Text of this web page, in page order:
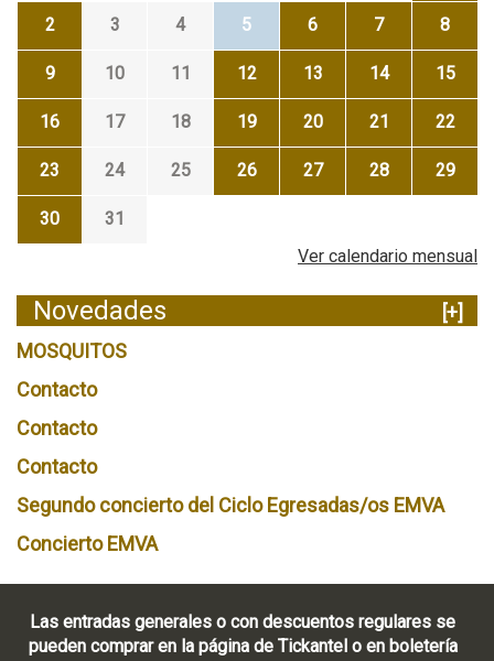
2 3 4 5 6 7 8
9 10 11 12 13 14 15
16 17 18 19 20 21 22
23 24 25 26 27 28 29
30
31
Ver calendario mensual
Novedades
[+]
MOSQUITOS
Contacto
Contacto
Contacto
Segundo concierto del Ciclo Egresadas/os EMVA
Concierto EMVA
Las entradas generales o con descuentos regulares se
pueden comprar en la página de Tickantel o en boletería